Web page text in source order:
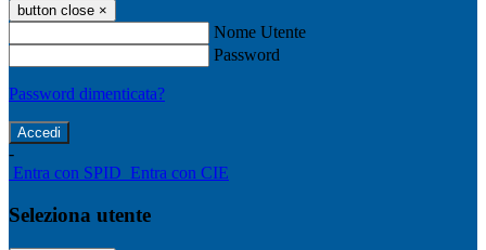
button close ×
Nome Utente
Password
Password dimenticata?
-
Entra con SPID Entra con CIE
Seleziona utente